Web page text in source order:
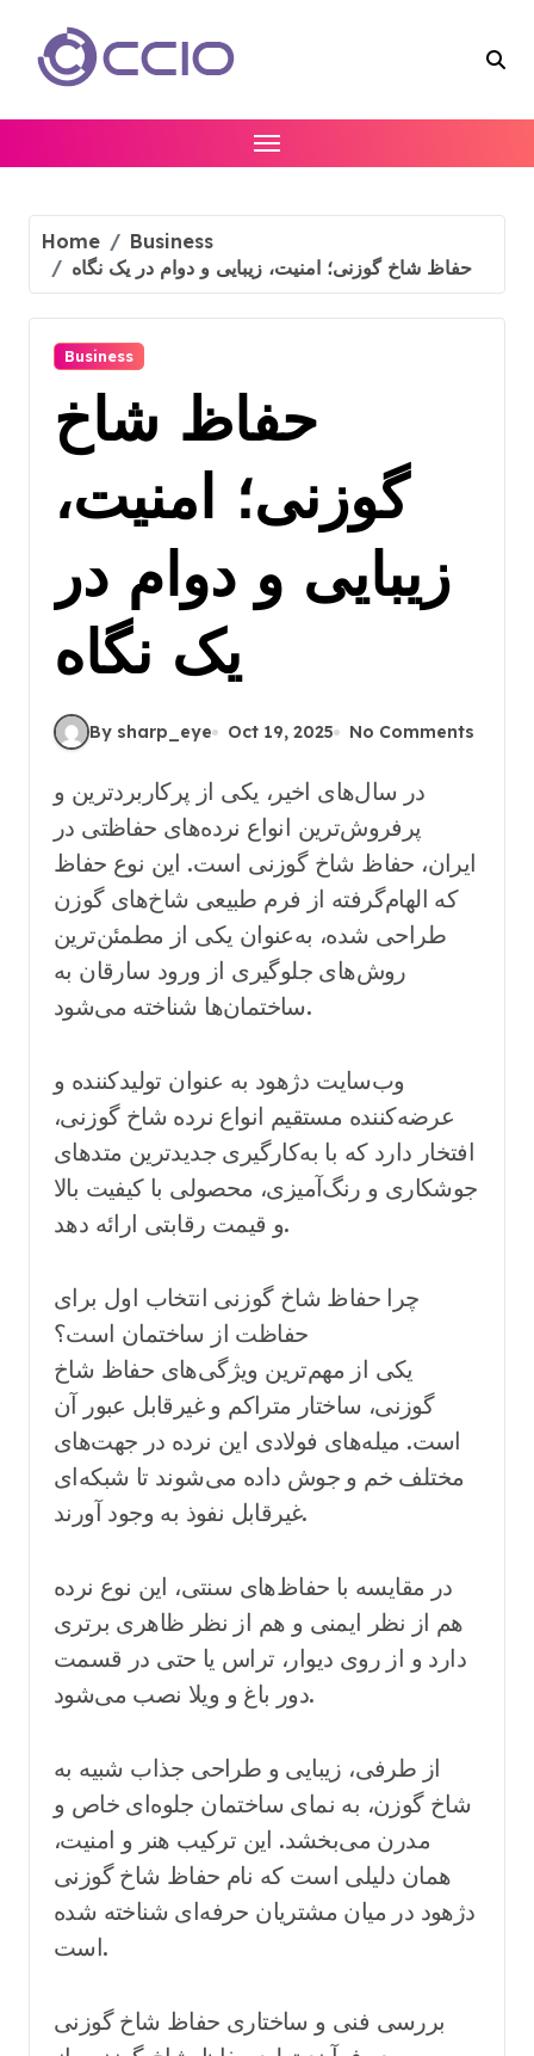
content
Home
Business
حفاظ شاخ گوزنی؛ امنیت، زیبایی و دوام در یک نگاه
Business
حفاظ شاخ
گوزنی؛ امنیت،
زیبایی و دوام در
یک نگاه
By sharp_eye Oct 19, 2025 No Comments
در سال‌های اخیر، یکی از پرکاربردترین و
پرفروش‌ترین انواع نرده‌های حفاظتی در
ایران، حفاظ شاخ گوزنی است. این نوع حفاظ
که الهام‌گرفته از فرم طبیعی شاخ‌های گوزن
طراحی شده، به‌عنوان یکی از مطمئن‌ترین
روش‌های جلوگیری از ورود سارقان به
ساختمان‌ها شناخته می‌شود.
وب‌سایت دژهود به عنوان تولیدکننده و
عرضه‌کننده مستقیم انواع نرده شاخ گوزنی،
افتخار دارد که با به‌کارگیری جدیدترین متدهای
جوشکاری و رنگ‌آمیزی، محصولی با کیفیت بالا
و قیمت رقابتی ارائه دهد.
چرا حفاظ شاخ گوزنی انتخاب اول برای
حفاظت از ساختمان است؟
یکی از مهم‌ترین ویژگی‌های حفاظ شاخ
گوزنی، ساختار متراکم و غیرقابل عبور آن
است. میله‌های فولادی این نرده در جهت‌های
مختلف خم و جوش داده می‌شوند تا شبکه‌ای
غیرقابل نفوذ به وجود آورند.
در مقایسه با حفاظ‌های سنتی، این نوع نرده
هم از نظر ایمنی و هم از نظر ظاهری برتری
دارد و از روی دیوار، تراس یا حتی در قسمت
دور باغ و ویلا نصب می‌شود.
از طرفی، زیبایی و طراحی جذاب شبیه به
شاخ گوزن، به نمای ساختمان جلوه‌ای خاص و
مدرن می‌بخشد. این ترکیب هنر و امنیت،
همان دلیلی است که نام حفاظ شاخ گوزنی
دژهود در میان مشتریان حرفه‌ای شناخته شده
است.
بررسی فنی و ساختاری حفاظ شاخ گوزنی